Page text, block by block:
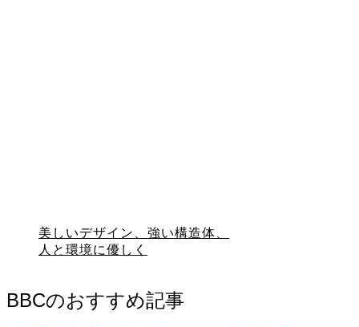
美しいデザイン、強い構造体、
人と環境に優しく
BBCのおすすめ記事